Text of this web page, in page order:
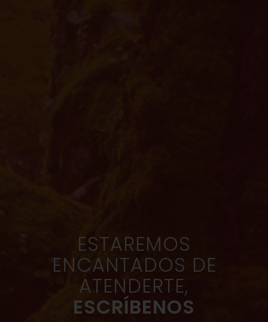
ESTAREMOS
ENCANTADOS DE
ATENDERTE,
ESCRÍBENOS